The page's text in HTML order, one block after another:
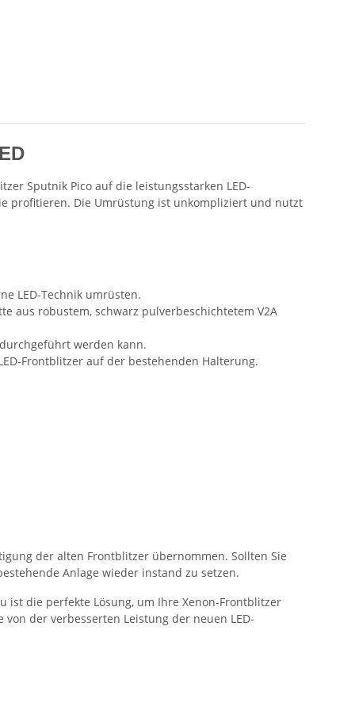
Sputnik Pico auf die leistungsstarken LED-
profitieren. Die Umrüstung ist unkompliziert und nutzt
LED-Technik umrüsten.
aus robustem, schwarz pulverbeschichtetem V2A
werden kann.
Frontblitzer auf der bestehenden Halterung.
der alten Frontblitzer übernommen. Sollten Sie
Anlage wieder instand zu setzen.
ist die perfekte Lösung, um Ihre Xenon-Frontblitzer
der verbesserten Leistung der neuen LED-